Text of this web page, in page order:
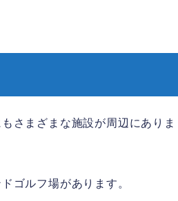
さまざまな施設が周辺にありま
ゴルフ場があります。